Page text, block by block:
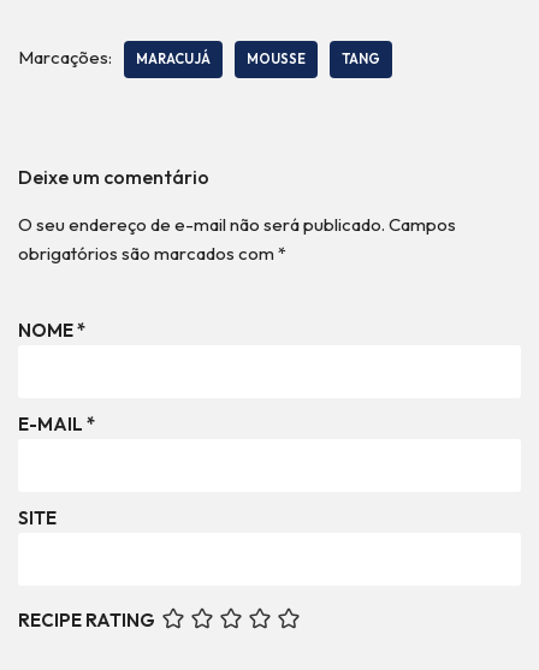
Marcações: MARACUJÁ MOUSSE TANG
Deixe um comentário
O seu endereço de e-mail não será publicado. Campos
obrigatórios são marcados com *
NOME*
E-MAIL *
SITE
RECIPE RATING